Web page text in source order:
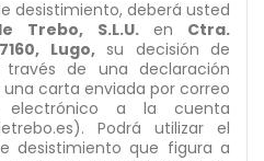
desistimiento, deberá usted
Trebo, S.L.U. en Ctra.
Lugo,su decisión de
de una declaración
carta enviada por correo
a la cuenta
Podrá utilizar el
desistimiento que figura a